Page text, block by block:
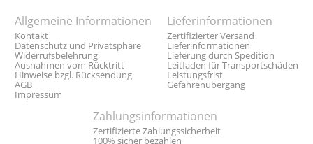
Allgemeine Informationen
Kontakt
Datenschutz und Privatsphäre
Widerrufsbelehrung
Ausnahmen vom Rücktritt
Hinweise bzgl. Rücksendung
AGB
Impressum
Lieferinformationen
Zertifizierter Versand
Lieferinformationen
Lieferung durch Spedition
Leitfaden für Transportschäden
Leistungsfrist
Gefahrenübergang
Zahlungsinformationen
Zertifizierte Zahlungssicherheit
100% sicher bezahlen